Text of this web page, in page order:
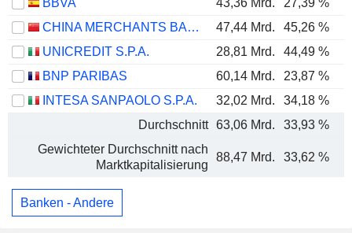
BBVA
43,36 Mrd. 27,39 %
CHINA MERCHANTS BANK CO., LTD.
47,44 Mrd. 45,26 %
UNICREDIT S.P.A.
28,81 Mrd. 44,49 %
BNP PARIBAS
60,14 Mrd. 23,87 %
INTESA SANPAOLO S.P.A.
32,02 Mrd. 34,18 %
Durchschnitt 63,06 Mrd. 33,93 %
Gewichteter Durchschnitt nach
Marktkapitalisierung
88,47 Mrd. 33,62 %
Banken - Andere